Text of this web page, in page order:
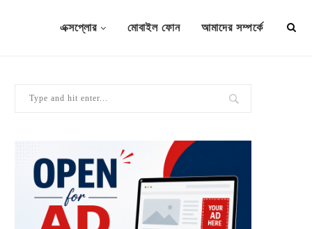
এক্সপ্লোর মোবাইল ফোন আমাদের সম্পর্কে